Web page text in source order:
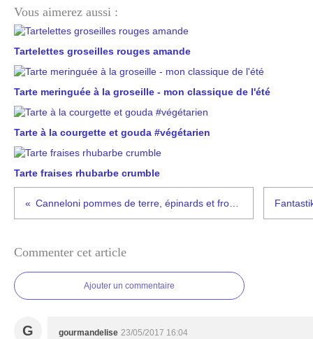
Vous aimerez aussi :
Tartelettes groseilles rouges amande
Tarte meringuée à la groseille - mon classique de l'été
Tarte à la courgette et gouda #végétarien
Tarte fraises rhubarbe crumble
Commenter cet article
Ajouter un commentaire
G gourmandelise 23/05/2017 16:04